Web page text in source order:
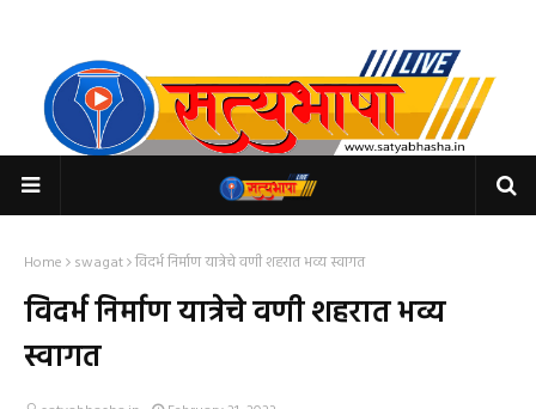
Home swagat विदर्भ निर्माण यात्रेचे वणी शहरात भव्य स्वागत
विदर्भ निर्माण यात्रेचे वणी शहरात भव्य
स्वागत